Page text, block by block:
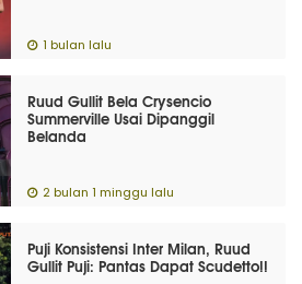
1 bulan lalu
Ruud Gullit Bela Crysencio
Summerville Usai Dipanggil
Belanda
2 bulan 1 minggu lalu
Puji Konsistensi Inter Milan, Ruud
Gullit Puji: Pantas Dapat Scudetto!!